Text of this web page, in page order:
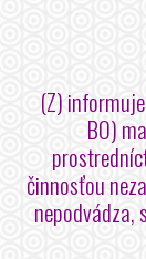
(Z)
BO)
činnosťou
nepodvádza,